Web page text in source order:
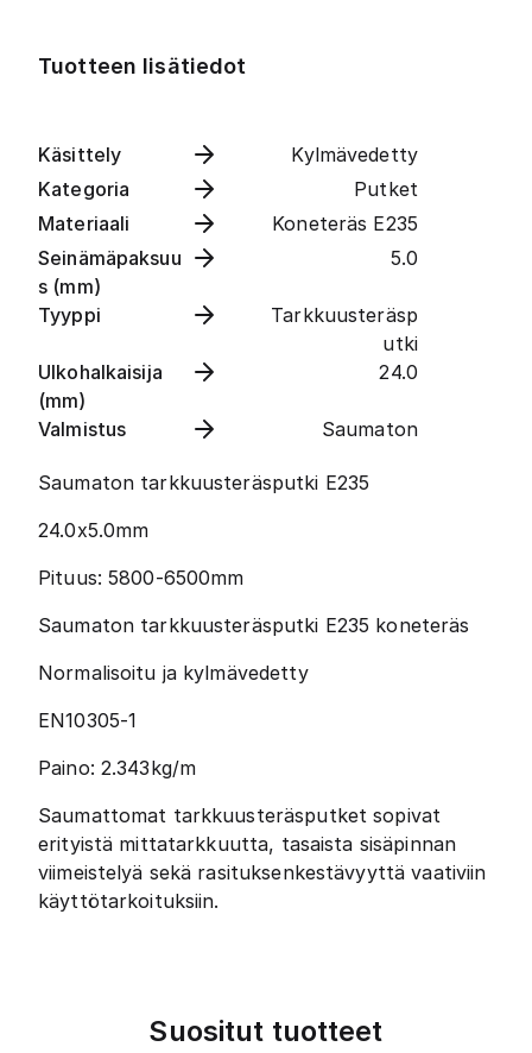
Tuotteen lisätiedot
Käsittely
Kylmävedetty
Kategoria
Putket
Materiaali
Koneteräs E235
Seinämäpaksuu
s (mm)
5.0
Tyyppi
Tarkkuusteräsp
utki
Ulkohalkaisija
(mm)
24.0
Valmistus Saumaton
Saumaton tarkkuusteräsputki E235
24.0x5.0mm
Pituus: 5800-6500mm
Saumaton tarkkuusteräsputki E235 koneteräs
Normalisoitu ja kylmävedetty
EN10305-1
Paino: 2.343kg/m
Saumattomat tarkkuusteräsputket sopivat
erityistä mittatarkkuutta, tasaista sisäpinnan
viimeistelyä sekä rasituksenkestävyyttä vaativiin
käyttötarkoituksiin.
Suositut tuotteet